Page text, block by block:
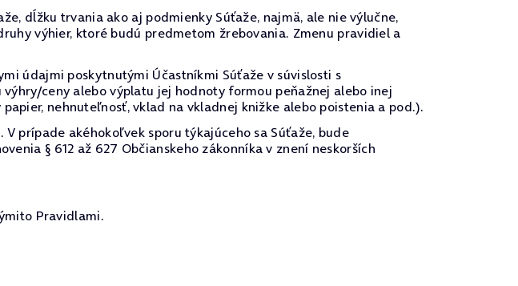
dĺžku trvania ako aj podmienky Súťaže, najmä, ale nie výlučne,
výhier, ktoré budú predmetom žrebovania. Zmenu pravidiel a
údajmi poskytnutými Účastníkmi Súťaže v súvislosti s
ceny alebo výplatu jej hodnoty formou peňažnej alebo inej
nehnuteľnosť, vklad na vkladnej knižke alebo poistenia a pod.).
prípade akéhokoľvek sporu týkajúceho sa Súťaže, bude
§ 612 až 627 Občianskeho zákonníka v znení neskorších
Pravidlami.